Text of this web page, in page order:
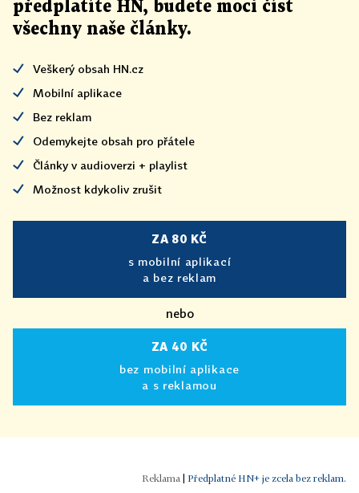
předplatíte HN, budete moci číst
všechny naše články.
Veškerý obsah HN.cz
Mobilní aplikace
Bez reklam
Odemykejte obsah pro přátele
Články v audioverzi + playlist
Možnost kdykoliv zrušit
ZA 80 KČ
s mobilní aplikací
a bez reklam
nebo
ZA 40 KČ
bez mobilní aplikace
a s reklamou
Předplatné HN+ je zcela bez reklam.